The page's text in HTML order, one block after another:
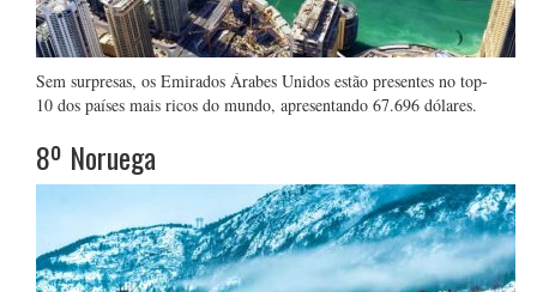
Sem surpresas, os Emirados Árabes Unidos estão presentes no top-
10 dos países mais ricos do mundo, apresentando 67.696 dólares.
8º Noruega